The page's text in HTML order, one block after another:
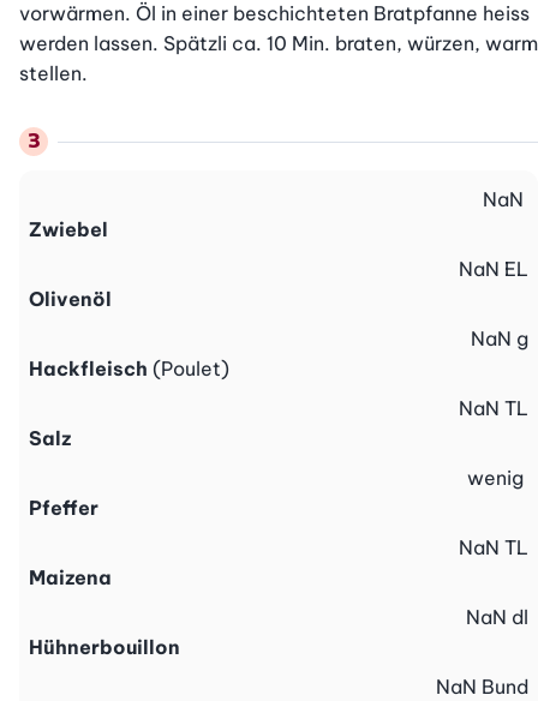
vorwärmen. Öl in einer beschichteten Bratpfanne heiss
werden lassen. Spätzli ca. 10 Min. braten, würzen, warm
stellen.
Zwiebel
NaN
Olivenöl
NaN EL
Hackfleisch (Poulet)
NaN g
Salz
NaN TL
Pfeffer
wenig
Maizena
NaN TL
Hühnerbouillon
NaN dl
NaN Bund